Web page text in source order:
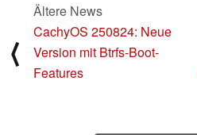
⟨
Ältere News
CachyOS 250824: Neue
Version mit Btrfs-Boot-
Features